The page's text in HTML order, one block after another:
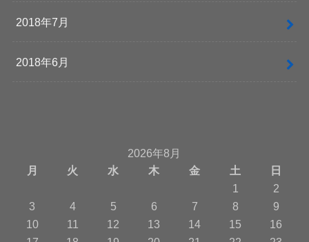
2018年7月
2018年6月
2026年8月
月
火 水 木 金 土
日
1
2
3
4 5 6 7 8
9
10
11 12 13 14 15
16